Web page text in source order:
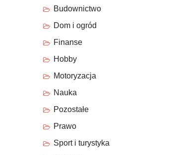
Budownictwo
Dom i ogród
Finanse
Hobby
Motoryzacja
Nauka
Pozostałe
Prawo
Sport i turystyka